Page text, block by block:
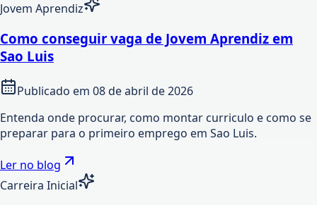
Jovem Aprendiz
Como conseguir vaga de Jovem Aprendiz em
Sao Luis
Publicado em 08 de abril de 2026
Entenda onde procurar, como montar curriculo e como se
preparar para o primeiro emprego em Sao Luis.
Ler no blog
Carreira Inicial